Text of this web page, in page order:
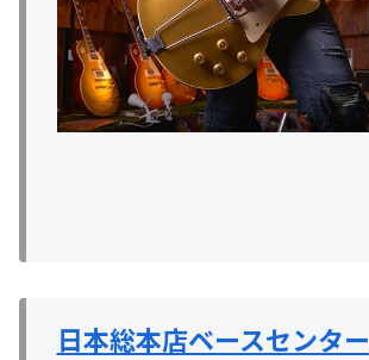
日本総本店ベースセンター